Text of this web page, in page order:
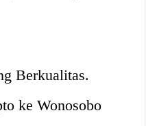
Berkualitas.
ke Wonosobo